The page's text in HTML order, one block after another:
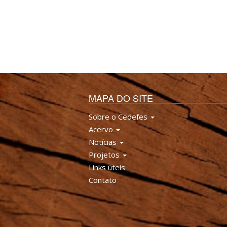
MAPA DO SITE
Sobre o Cedefes
Acervo
Notícias
Projetos
Links úteis
Contato